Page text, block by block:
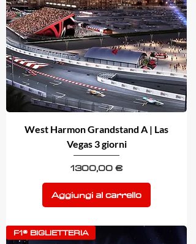
West Harmon Grandstand A | Las
Vegas 3 giorni
Prezzo
1300,00 €
Aggiungi al carrello
F1® BIGLIETTERIA